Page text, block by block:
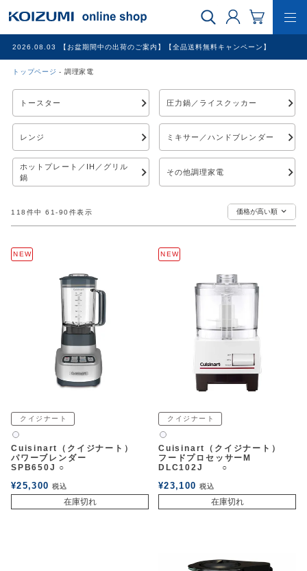
2026.08.03 【お盆期間中の出荷のご案内】【全品送料無料キャンペーン】
トップページ 調理家電
理美容家電
調理家電
その他
アウトレットSALE
ブログ
ログイン
お問い合わせ
トースター 圧力鍋／ライスクッカー
レンジ ミキサー／ハンドブレンダー
ホットプレート／IH／グリル
鍋
その他調理家電
価格が高い順
118 件中 61 -90件表示
NEW
クイジナート
白2
Cuisinart（クイジナート）
パワーブレンダー
SPB650J ○
¥25,300 税込
在庫切れ
NEW
クイジナート
白2
Cuisinart（クイジナート）
フードプロセッサーM
DLC102J ○
¥23,100 税込
在庫切れ